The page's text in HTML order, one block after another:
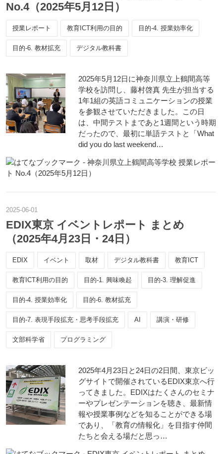
No.4（2025年5月12日）
授業レポート 教育ICT利用の目的 目的-4. 授業効率化
目的-6. 教材拡充 デジタル教科書
2025年5月12日に神奈川県立上鶴間高等
学校を訪問し、藤村啓真 先生が担当する
1年1組の英語コミュニケーションの授業
を参観させていただきました。この日
は、中間テストまであと1週間という時期
だったので、最初に単語テストと「What
did you do last weekend…
2025-06-01
EDIX東京 イベントレポート まとめ
（2025年4月23日・24日）
EDIX イベント 取材 デジタル教科書 教育ICT
教育ICT利用の目的 目的-1. 興味喚起 目的-3. 理解促進
目的-4. 授業効率化 目的-6. 教材拡充
目的-7. 表現手段拡充・思考手段拡充 AI 講演・研修
文部科学省 プログラミング
2025年4月23日と24日の2日間、東京ビッ
グサイトで開催されているEDIX東京へ行
ってきました。EDIXはたくさんのセミナ
ーやプレゼンテーションを聴き、最新情
報や授業事例などを知ることができる場
であり、「教育の情報化」を目指す仲間
たちと会える場だと思っ…